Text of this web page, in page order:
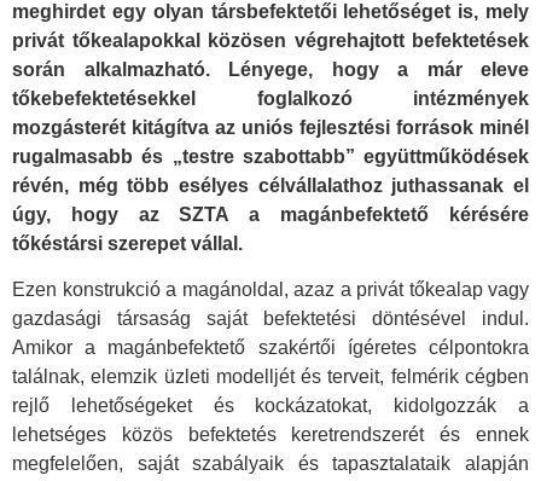
meghirdet egy olyan társbefektetői lehetőséget is, mely
privát tőkealapokkal közösen végrehajtott befektetések
során alkalmazható. Lényege, hogy a már eleve
tőkebefektetésekkel foglalkozó intézmények
mozgásterét kitágítva az uniós fejlesztési források minél
rugalmasabb és „testre szabottabb” együttműködések
révén, még több esélyes célvállalathoz juthassanak el
úgy, hogy az SZTA a magánbefektető kérésére
tőkéstársi szerepet vállal.
Ezen konstrukció a magánoldal, azaz a privát tőkealap vagy
gazdasági társaság saját befektetési döntésével indul.
Amikor a magánbefektető szakértői ígéretes célpontokra
találnak, elemzik üzleti modelljét és terveit, felmérik cégben
rejlő lehetőségeket és kockázatokat, kidolgozzák a
lehetséges közös befektetés keretrendszerét és ennek
megfelelően, saját szabályaik és tapasztalataik alapján